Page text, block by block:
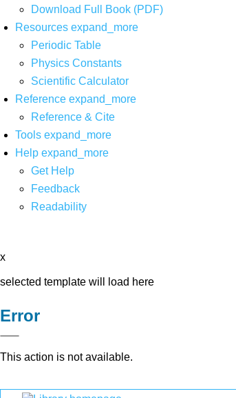
Download Full Book (PDF)
Resources expand_more
Periodic Table
Physics Constants
Scientific Calculator
Reference expand_more
Reference & Cite
Tools expand_more
Help expand_more
Get Help
Feedback
Readability
x
selected template will load here
Error
This action is not available.